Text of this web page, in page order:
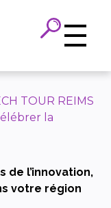
TOUR REIMS
la
de l’innovation,
votre région